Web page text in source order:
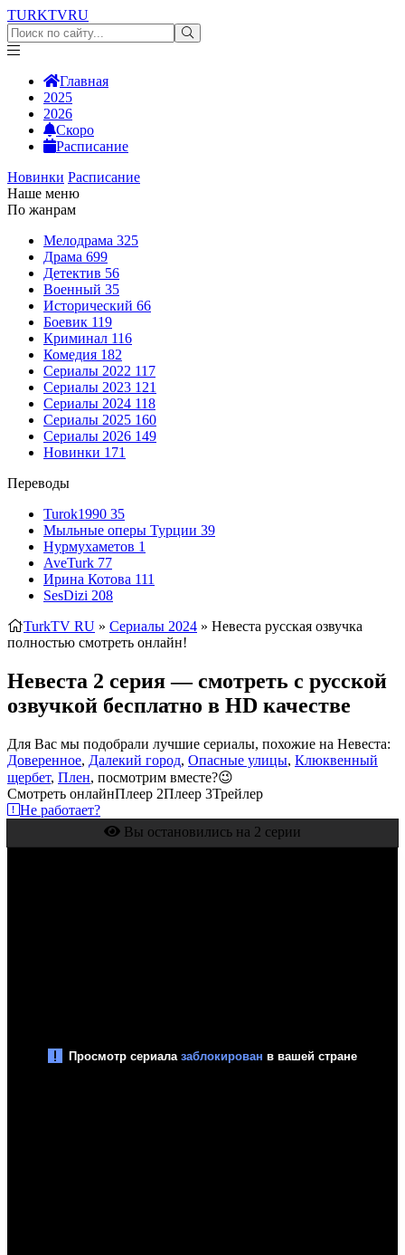
TURKTVRU
Главная
2025
2026
Скоро
Расписание
Новинки Расписание
Наше меню
По жанрам
Мелодрама 325
Драма 699
Детектив 56
Военный 35
Исторический 66
Боевик 119
Криминал 116
Комедия 182
Сериалы 2022 117
Сериалы 2023 121
Сериалы 2024 118
Сериалы 2025 160
Сериалы 2026 149
Новинки 171
Переводы
Turok1990 35
Мыльные оперы Турции 39
Нурмухаметов 1
AveTurk 77
Ирина Котова 111
SesDizi 208
TurkTV RU » Сериалы 2024 » Невеста русская озвучка
полностью смотреть онлайн!
Невеста 2 серия — смотреть с русской
озвучкой бесплатно в HD качестве
Для Вас мы подобрали лучшие сериалы, похожие на Невеста:
Доверенное, Далекий город, Опасные улицы, Клюквенный
щербет, Плен, посмотрим вместе?😉
Смотреть онлайнПлеер 2Плеер 3Трейлер
Не работает?
Вы остановились на 2 серии